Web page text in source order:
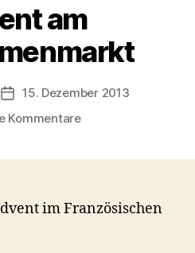
am
Beitragsdatum
15. Dezember 2013
Kommentarezu
im Französischen